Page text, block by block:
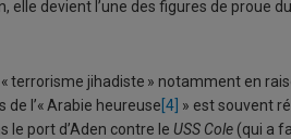
devient l’une des figures de proue
jihadiste » notamment en
de l’« Arabie heureuse [4] » est souvent
le port d’Aden contre le USS Cole (qui a